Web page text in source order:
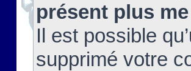
présent plus
Il est possible
supprimé votre